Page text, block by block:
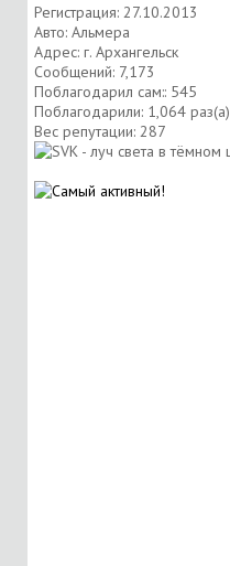
Регистрация: 27.10.2013
Авто: Альмера
Адрес: г. Архангельск
Сообщений: 7,173
Поблагодарил сам:: 545
Поблагодарили: 1,064 раз(а)
Вес репутации: 287